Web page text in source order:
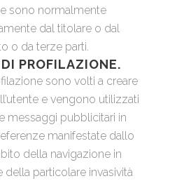
sono normalmente
dal titolare o dal
o da terze parti.
PROFILAZIONE.
sono volti a creare
e vengono utilizzati
messaggi pubblicitari in
manifestate dallo
della navigazione in
della particolare invasività